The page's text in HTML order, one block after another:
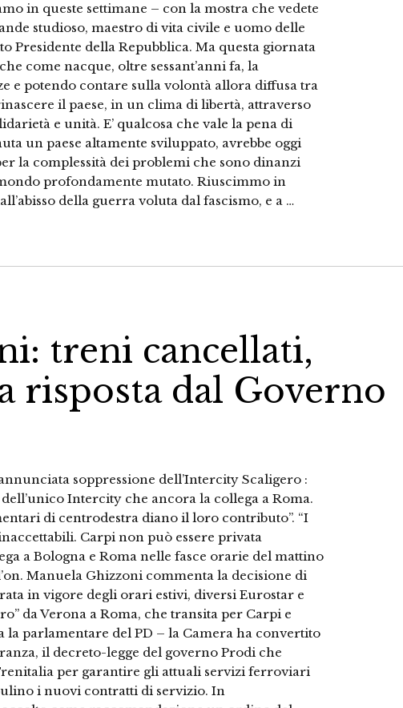
in queste settimane – con la mostra che vedete
studioso, maestro di vita civile e uomo delle
Presidente della Repubblica. Ma questa giornata
come nacque, oltre sessant’anni fa, la
e potendo contare sulla volontà allora diffusa tra
il paese, in un clima di libertà, attraverso
e unità. E’ qualcosa che vale la pena di
un paese altamente sviluppato, avrebbe oggi
la complessità dei problemi che sono dinanzi
profondamente mutato. Riuscimmo in
della guerra voluta dal fascismo, e a …
treni cancellati,
risposta dal Governo
soppressione dell’Intercity Scaligero :
Intercity che ancora la collega a Roma.
di centrodestra diano il loro contributo”. “I
Carpi non può essere privata
a Bologna e Roma nelle fasce orarie del mattino
Manuela Ghizzoni commenta la decisione di
in vigore degli orari estivi, diversi Eurostar e
da Verona a Roma, che transita per Carpi e
la parlamentare del PD – la Camera ha convertito
il decreto-legge del governo Prodi che
per garantire gli attuali servizi ferroviari
i nuovi contratti di servizio. In